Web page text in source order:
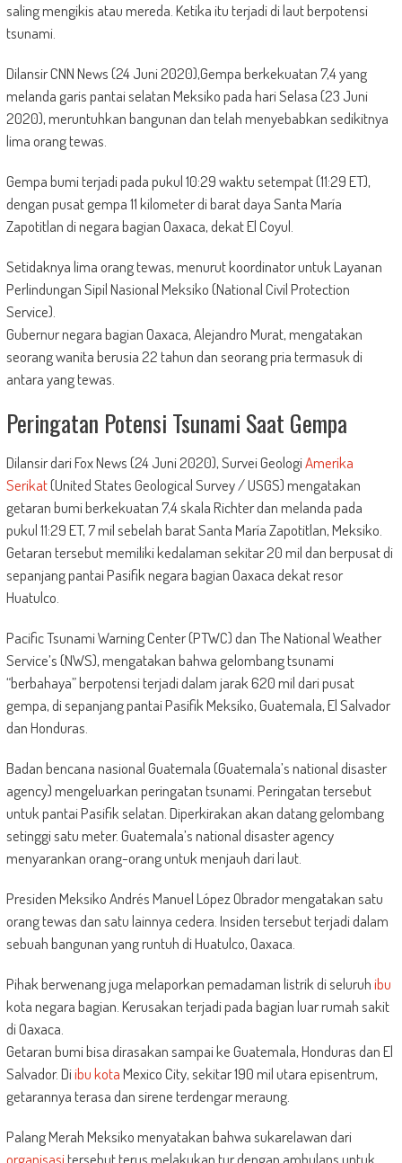
saling mengikis atau mereda. Ketika itu terjadi di laut berpotensi
tsunami.
Dilansir CNN News (24 Juni 2020),Gempa berkekuatan 7,4 yang
melanda garis pantai selatan Meksiko pada hari Selasa (23 Juni
2020), meruntuhkan bangunan dan telah menyebabkan sedikitnya
lima orang tewas.
Gempa bumi terjadi pada pukul 10:29 waktu setempat (11:29 ET),
dengan pusat gempa 11 kilometer di barat daya Santa María
Zapotitlan di negara bagian Oaxaca, dekat El Coyul.
Setidaknya lima orang tewas, menurut koordinator untuk Layanan
Perlindungan Sipil Nasional Meksiko (National Civil Protection
Service).
Gubernur negara bagian Oaxaca, Alejandro Murat, mengatakan
seorang wanita berusia 22 tahun dan seorang pria termasuk di
antara yang tewas.
Peringatan Potensi Tsunami Saat Gempa
Dilansir dari Fox News (24 Juni 2020), Survei GeologiAmerika
Serikat(United States Geological Survey / USGS) mengatakan
getaran bumi berkekuatan 7,4 skala Richter dan melanda pada
pukul 11:29 ET, 7 mil sebelah barat Santa María Zapotitlan, Meksiko.
Getaran tersebut memiliki kedalaman sekitar 20 mil dan berpusat di
sepanjang pantai Pasifik negara bagian Oaxaca dekat resor
Huatulco.
Pacific Tsunami Warning Center (PTWC) dan The National Weather
Service’s (NWS), mengatakan bahwa gelombang tsunami
“berbahaya” berpotensi terjadi dalam jarak 620 mil dari pusat
gempa, di sepanjang pantai Pasifik Meksiko, Guatemala, El Salvador
dan Honduras.
Badan bencana nasional Guatemala (Guatemala’s national disaster
agency) mengeluarkan peringatan tsunami. Peringatan tersebut
untuk pantai Pasifik selatan. Diperkirakan akan datang gelombang
setinggi satu meter. Guatemala’s national disaster agency
menyarankan orang-orang untuk menjauh dari laut.
Presiden Meksiko Andrés Manuel López Obrador mengatakan satu
orang tewas dan satu lainnya cedera. Insiden tersebut terjadi dalam
sebuah bangunan yang runtuh di Huatulco, Oaxaca.
Pihak berwenang juga melaporkan pemadaman listrik di seluruhibu
kota negara bagian. Kerusakan terjadi pada bagian luar rumah sakit
di Oaxaca.
Getaran bumi bisa dirasakan sampai ke Guatemala, Honduras dan El
Salvador. Diibu kotaMexico City, sekitar 190 mil utara episentrum,
getarannya terasa dan sirene terdengar meraung.
Palang Merah Meksiko menyatakan bahwa sukarelawan dari
organisasitersebut terus melakukan tur dengan ambulans untuk